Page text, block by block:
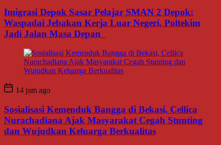
Imigrasi Depok Sasar Pelajar SMAN 2 Depok:
Waspadai Jebakan Kerja Luar Negeri, Poltekim
Jadi Jalan Masa Depan
14 jam ago
Sosialisasi Kemenduk Bangga di Bekasi, Cellica
Nurachadiana Ajak Masyarakat Cegah Stunting
dan Wujudkan Keluarga Berkualitas